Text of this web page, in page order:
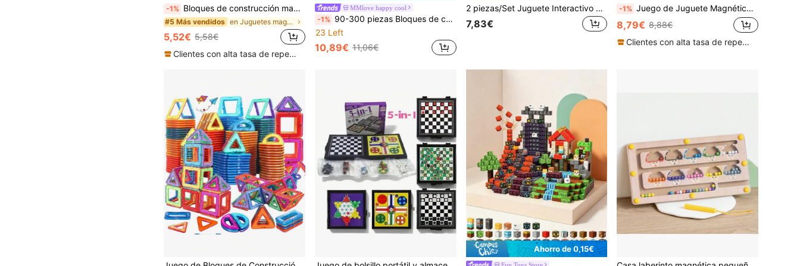
-1% Bloques de construcción magnéticos de 0.98 pulgadas, multicolor, juguetes apilables para fiestas, colores vibrantes para aprendizaje sensorial, juguete de viaje portátil, color aleatorio
#5 Más vendidos en Juguetes magnéticos de pesca y clasificación pa
5,52€ 5,58€
Clientes con alta tasa de repetición
MMlove happy cool
-1% 90-300 piezas Bloques de construcción magnéticos, juguetes STEM para niños de 3+ años, set de construcción 3D creativo, regalo educativo de cumpleaños para niños y niñas, de vuelta a la escuela, material didáctico para instituciones educativas
23 Left
10,89€ 11,06€
2 piezas/Set Juguete Interactivo Magnético de Abeja & Cuentas para Niños, Juego de Mesa para Padres e Hijos, Juego de Captura de Abejas y Cuentas para Niños y Niñas
7,83€
-1% Juego de Juguete Magnético, Mini Juguete Magnético de Viaje, Simula la Conducción en Carreteras y Autopistas, Explora la Imaginación Infinita, 28/36 Bloques Magnéticos Portátiles, Juguete Perfecto para la Interacción entre Padres e Hijos, Adecuado para Regalos de Cumpleaños, Navidad, Color/Estilo del Coche Aleatorio
8,79€ 8,88€
Clientes con alta tasa de repetición
Ahorro de 0,15€